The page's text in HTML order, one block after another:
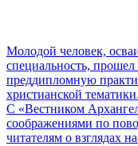
Молодой человек,
специальность,
преддипломную
христианской тематики.
С «Вестником
соображениями по
читателям о взглядах